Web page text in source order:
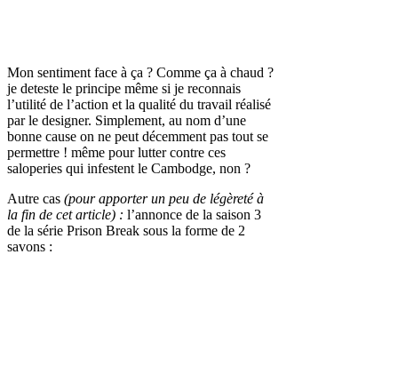
Mon sentiment face à ça ? Comme ça à chaud ?
je deteste le principe même si je reconnais
l’utilité de l’action et la qualité du travail réalisé
par le designer. Simplement, au nom d’une
bonne cause on ne peut décemment pas tout se
permettre ! même pour lutter contre ces
saloperies qui infestent le Cambodge, non ?
Autre cas (pour apporter un peu de légèreté à
la fin de cet article) : l’annonce de la saison 3
de la série Prison Break sous la forme de 2
savons :